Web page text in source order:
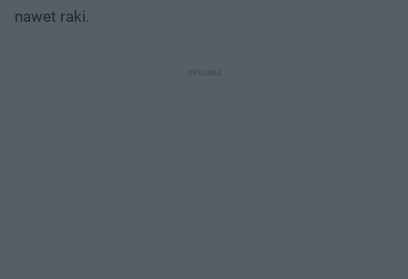
nawet raki.